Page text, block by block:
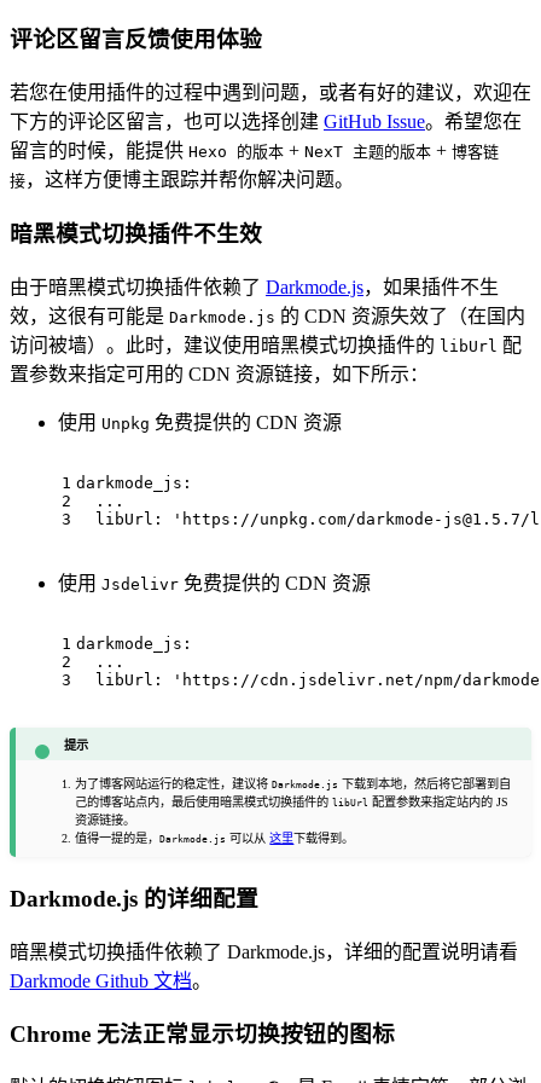
评论区留言反馈使用体验
若您在使用插件的过程中遇到问题，或者有好的建议，欢迎在
下方的评论区留言，也可以选择创建 GitHub Issue。希望您在
留言的时候，能提供 Hexo 的版本 + NexT 主题的版本 + 博客链
接，这样方便博主跟踪并帮你解决问题。
暗黑模式切换插件不生效
由于暗黑模式切换插件依赖了 Darkmode.js，如果插件不生
效，这很有可能是 Darkmode.js 的 CDN 资源失效了（在国内
访问被墙）。此时，建议使用暗黑模式切换插件的 libUrl 配
置参数来指定可用的 CDN 资源链接，如下所示：
使用 Unpkg 免费提供的 CDN 资源
1
2
3
darkmode_js:
...
libUrl:
'https://unpkg.com/darkmode-
使用 Jsdelivr 免费提供的 CDN 资源
1
2
3
darkmode_js:
...
libUrl:
'https://cdn.jsdelivr.net/npm/
提示
为了博客网站运行的稳定性，建议将Darkmode.js 下载到本地，然后将它部署到自
己的博客站点内，最后使用暗黑模式切换插件的libUrl 配置参数来指定站内的 JS
资源链接。
值得一提的是，Darkmode.js 可以从这里下载得到。
Darkmode.js 的详细配置
暗黑模式切换插件依赖了 Darkmode.js，详细的配置说明请看
Darkmode Github 文档。
Chrome 无法正常显示切换按钮的图标